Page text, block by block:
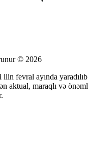
© 2026
fevral ayında
aktual, maraqlı və